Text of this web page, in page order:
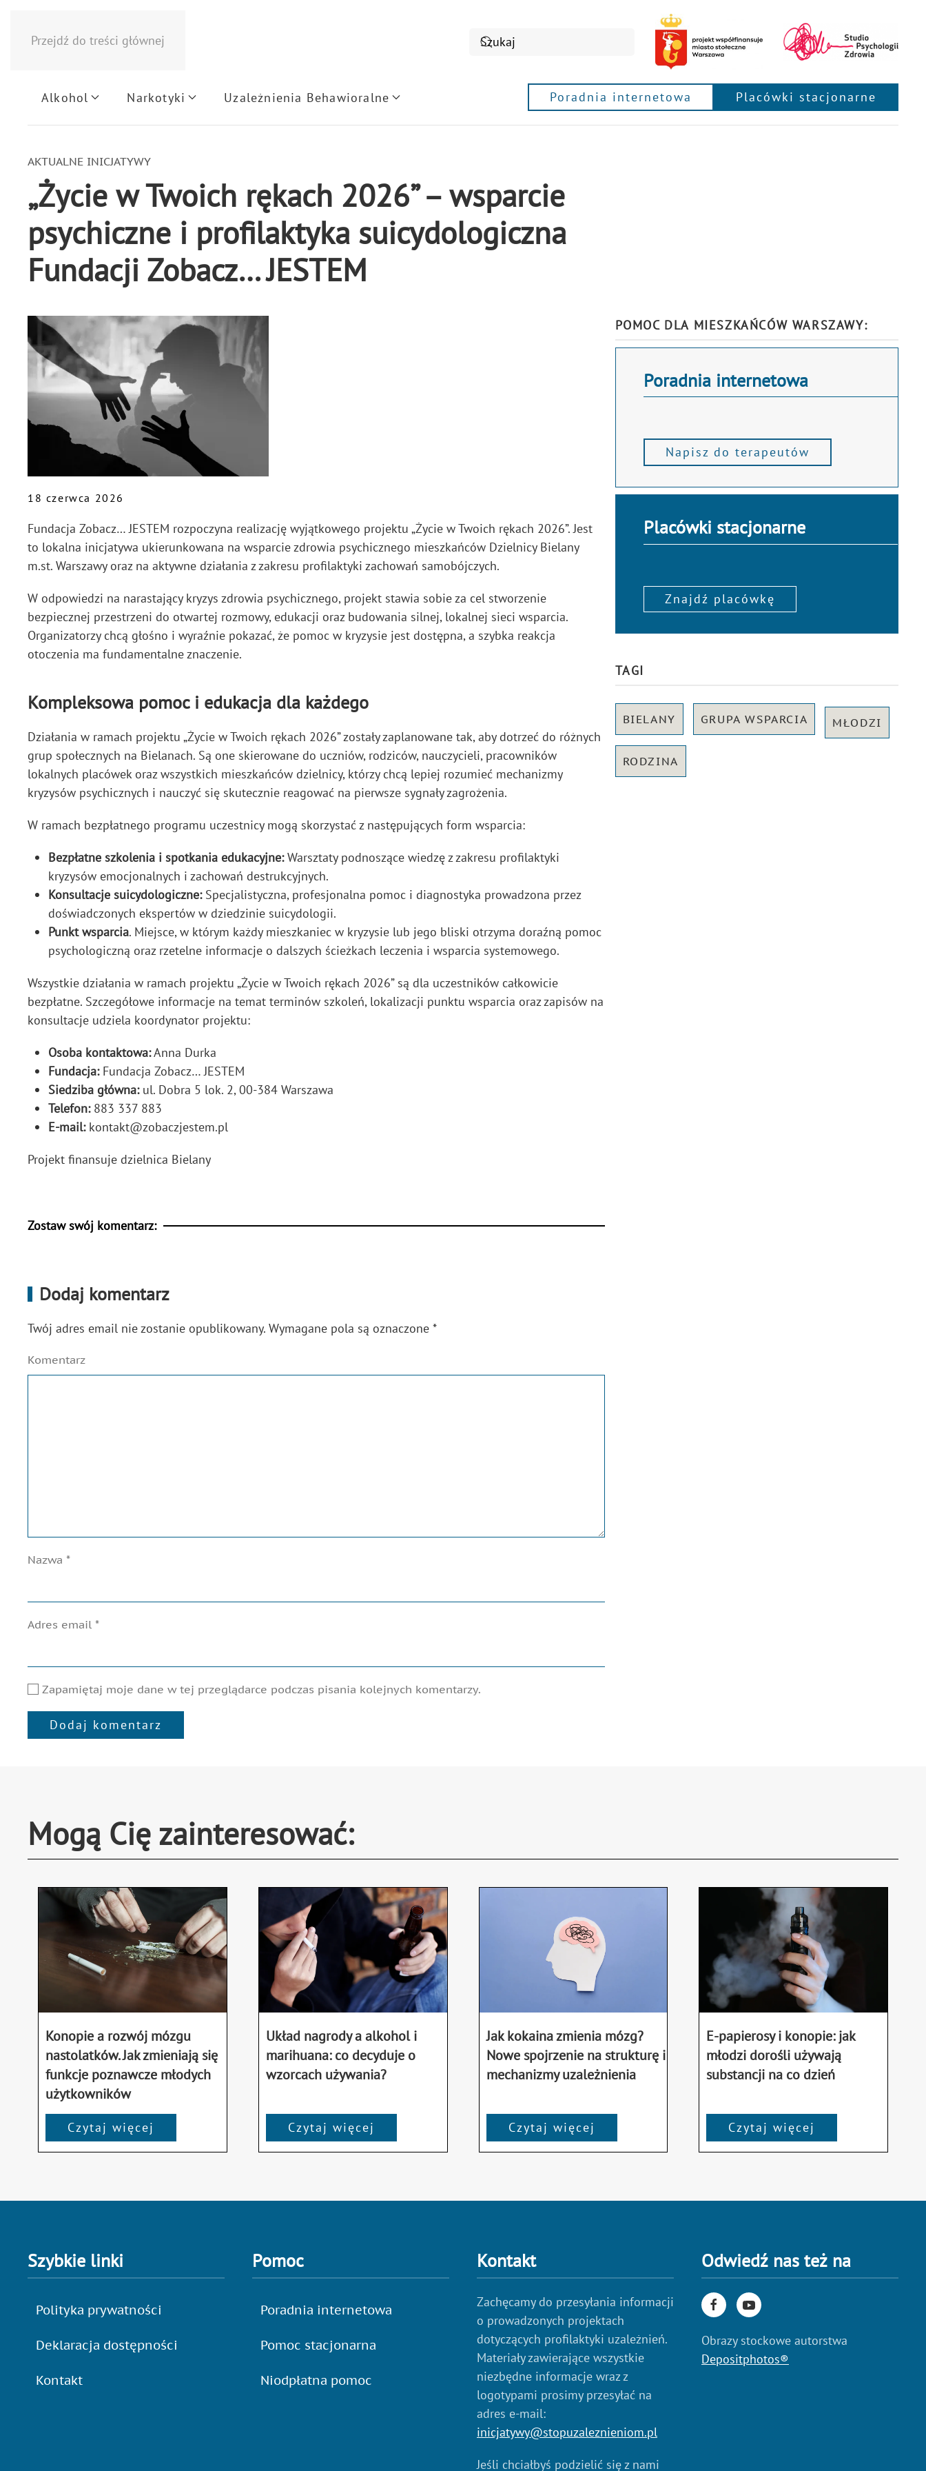
Przejdź do treści głównej
Alkohol Narkotyki Uzależnienia Behawioralne Poradnia internetowa Placówki stacjonarne
AKTUALNE INICJATYWY
„Życie w Twoich rękach 2026” – wsparcie
psychiczne i profilaktyka suicydologiczna
Fundacji Zobacz… JESTEM
18 czerwca 2026
Fundacja Zobacz… JESTEM rozpoczyna realizację wyjątkowego projektu „Życie w Twoich rękach 2026”. Jest
to lokalna inicjatywa ukierunkowana na wsparcie zdrowia psychicznego mieszkańców Dzielnicy Bielany
m.st. Warszawy oraz na aktywne działania z zakresu profilaktyki zachowań samobójczych.
W odpowiedzi na narastający kryzys zdrowia psychicznego, projekt stawia sobie za cel stworzenie
bezpiecznej przestrzeni do otwartej rozmowy, edukacji oraz budowania silnej, lokalnej sieci wsparcia.
Organizatorzy chcą głośno i wyraźnie pokazać, że pomoc w kryzysie jest dostępna, a szybka reakcja
otoczenia ma fundamentalne znaczenie.
Kompleksowa pomoc i edukacja dla każdego
Działania w ramach projektu „Życie w Twoich rękach 2026” zostały zaplanowane tak, aby dotrzeć do różnych
grup społecznych na Bielanach. Są one skierowane do uczniów, rodziców, nauczycieli, pracowników
lokalnych placówek oraz wszystkich mieszkańców dzielnicy, którzy chcą lepiej rozumieć mechanizmy
kryzysów psychicznych i nauczyć się skutecznie reagować na pierwsze sygnały zagrożenia.
W ramach bezpłatnego programu uczestnicy mogą skorzystać z następujących form wsparcia:
Bezpłatne szkolenia i spotkania edukacyjne:Warsztaty podnoszące wiedzę z zakresu profilaktyki
kryzysów emocjonalnych i zachowań destrukcyjnych.
Konsultacje suicydologiczne:Specjalistyczna, profesjonalna pomoc i diagnostyka prowadzona przez
doświadczonych ekspertów w dziedzinie suicydologii.
Punkt wsparcia. Miejsce, w którym każdy mieszkaniec w kryzysie lub jego bliski otrzyma doraźną pomoc
psychologiczną oraz rzetelne informacje o dalszych ścieżkach leczenia i wsparcia systemowego.
Wszystkie działania w ramach projektu „Życie w Twoich rękach 2026” są dla uczestników całkowicie
bezpłatne. Szczegółowe informacje na temat terminów szkoleń, lokalizacji punktu wsparcia oraz zapisów na
konsultacje udziela koordynator projektu:
Osoba kontaktowa:Anna Durka
Fundacja:Fundacja Zobacz… JESTEM
Siedziba główna:ul. Dobra 5 lok. 2, 00-384 Warszawa
Telefon:883 337 883
E-mail:kontakt@zobaczjestem.pl
Projekt finansuje dzielnica Bielany
Zostaw swój komentarz:
Dodaj komentarz
Twój adres email nie zostanie opublikowany. Wymagane pola są oznaczone *
Komentarz
Nazwa *
Adres email *
Zapamiętaj moje dane w tej przeglądarce podczas pisania kolejnych komentarzy.
Dodaj komentarz
POMOC DLA MIESZKAŃCÓW WARSZAWY:
Poradnia internetowa
Napisz do terapeutów
Placówki stacjonarne
Znajdź placówkę
TAGI
BIELANY GRUPA WSPARCIA MŁODZI
RODZINA
Mogą Cię zainteresować:
Konopie a rozwój mózgu
nastolatków. Jak zmieniają się
funkcje poznawcze młodych
użytkowników
Czytaj więcej
Układ nagrody a alkohol i
marihuana: co decyduje o
wzorcach używania?
Czytaj więcej
Jak kokaina zmienia mózg?
Nowe spojrzenie na strukturę i
mechanizmy uzależnienia
Czytaj więcej
E-papierosy i konopie: jak
młodzi dorośli używają
substancji na co dzień
Czytaj więcej
Szybkie linki
Polityka prywatności
Deklaracja dostępności
Kontakt
Pomoc
Poradnia internetowa
Pomoc stacjonarna
Niodpłatna pomoc
Kontakt
Zachęcamy do przesyłania informacji
o prowadzonych projektach
dotyczących profilaktyki uzależnień.
Materiały zawierające wszystkie
niezbędne informacje wraz z
logotypami prosimy przesyłać na
adres e-mail:
inicjatywy@stopuzaleznieniom.pl
Jeśli chciałbyś podzielić się z nami
Odwiedź nas też na
Obrazy stockowe autorstwa
Depositphotos®